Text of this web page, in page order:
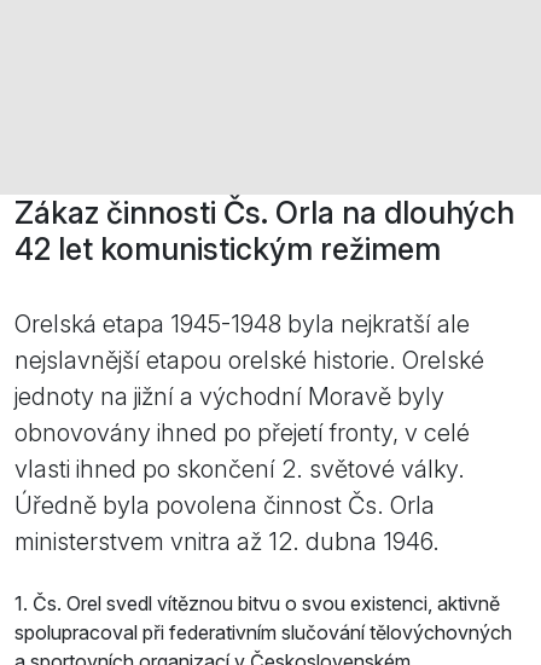
Zákaz činnosti Čs. Orla na dlouhých
42 let komunistickým režimem
Orelská etapa 1945-1948 byla nejkratší ale
nejslavnější etapou orelské historie. Orelské
jednoty na jižní a východní Moravě byly
obnovovány ihned po přejetí fronty, v celé
vlasti ihned po skončení 2. světové války.
Úředně byla povolena činnost Čs. Orla
ministerstvem vnitra až 12. dubna 1946.
1. Čs. Orel svedl vítěznou bitvu o svou existenci, aktivně
spolupracoval při federativním slučování tělovýchovných